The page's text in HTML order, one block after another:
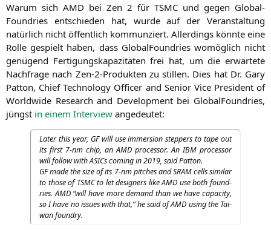
War­um sich AMD bei Zen 2 für TSMC und gegen Glo­bal­
Found­ries ent­schie­den hat, wur­de auf der Ver­an­stal­tung
natür­lich nicht öffent­lich kom­mun­ziert. Aller­dings könn­te eine
Rol­le gespielt haben, dass Glo­bal­Found­ries womög­lich nicht
genü­gend Fer­ti­gungs­ka­pa­zi­tä­ten frei hat, um die erwar­te­te
Nach­fra­ge nach Zen-2-Pro­duk­ten zu stil­len. Dies hat Dr. Gary
Pat­ton, Chief Tech­no­lo­gy Offi­cer and Seni­or Vice Pre­si­dent of
World­wi­de Rese­arch and Deve­lo­p­ment bei Glo­bal­Found­ries,
jüngst in einem Inter­view angedeutet:
Later this year, GFwill use immersi­on step­pers to tape out
its first 7‑nm chip, anAMD pro­ces­sor. AnIBM pro­ces­sor
will fol­low with ASICs coming in 2019, said Patton.
GFmade the size of its 7‑nm pit­ches andSRAMcells simi­lar
to tho­se ofTSMCto let desi­gners likeAMD use both found­
ries.AMD“will have more demand than we have capa­ci­ty,
so I have no issues with that,” he said ofAMD using the Tai­
wan foundry.